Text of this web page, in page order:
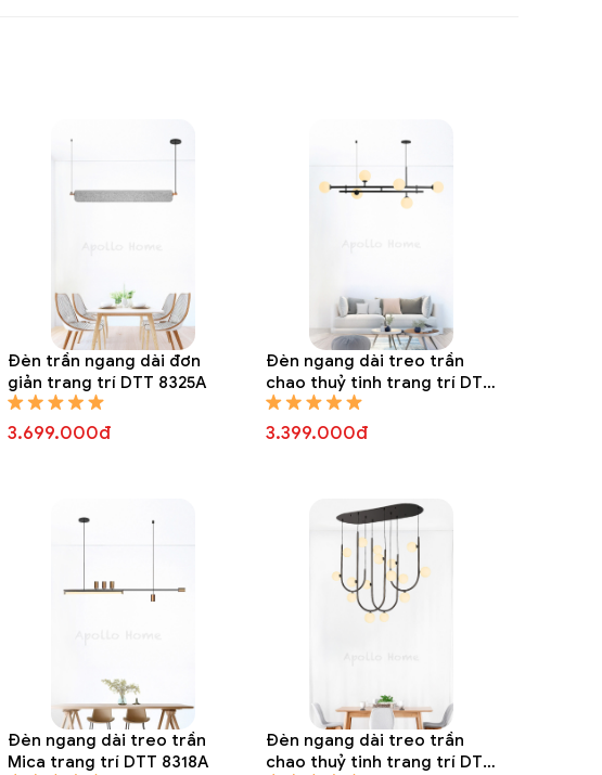
Đèn trần ngang dài đơn
giản trang trí DTT 8325A
3.699.000đ
Đèn ngang dài treo trần
chao thuỷ tinh trang trí DTT
8324A
3.399.000đ
Đèn ngang dài treo trần
Mica trang trí DTT 8318A
Đèn ngang dài treo trần
chao thuỷ tinh trang trí DTT